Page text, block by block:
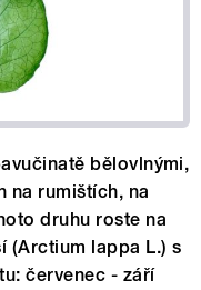
bělovlnými,
na rumištích, na
druhu roste na
(Arctium lappa L.) s
červenec - září